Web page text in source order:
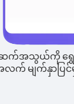
ဆက်အသွယ်ကို ရွေး
မျက်နှာပြင်မှ